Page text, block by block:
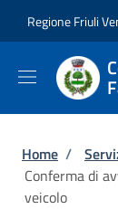
Regione Friuli
Home /
Conferma di
veicolo